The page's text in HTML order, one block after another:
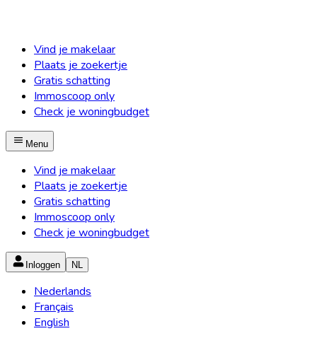
Vind je makelaar
Plaats je zoekertje
Gratis schatting
Immoscoop only
Check je woningbudget
Menu
Vind je makelaar
Plaats je zoekertje
Gratis schatting
Immoscoop only
Check je woningbudget
Inloggen NL
Nederlands
Français
English